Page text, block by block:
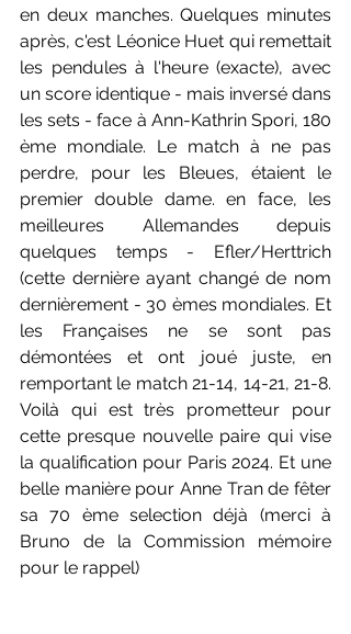
en deux manches. Quelques minutes
après, c'est Léonice Huet qui remettait
les pendules à l'heure (exacte), avec
un score identique - mais inversé dans
les sets - face à Ann-Kathrin Spori, 180
ème mondiale. Le match à ne pas
perdre, pour les Bleues, étaient le
premier double dame. en face, les
meilleures Allemandes depuis
quelques temps - Efler/Herttrich
(cette dernière ayant changé de nom
dernièrement - 30 èmes mondiales. Et
les Françaises ne se sont pas
démontées et ont joué juste, en
remportant le match 21-14, 14-21, 21-8.
Voilà qui est très prometteur pour
cette presque nouvelle paire qui vise
la qualification pour Paris 2024. Et une
belle manière pour Anne Tran de fêter
sa 70 ème selection déjà (merci à
Bruno de la Commission mémoire
pour le rappel)